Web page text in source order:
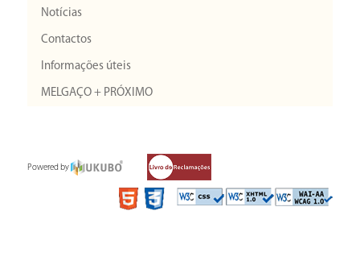
Notícias
Contactos
Informações úteis
MELGAÇO + PRÓXIMO
Powered by